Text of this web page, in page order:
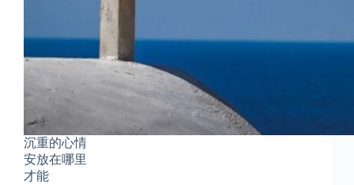
沉重的心情
安放在哪里
才能